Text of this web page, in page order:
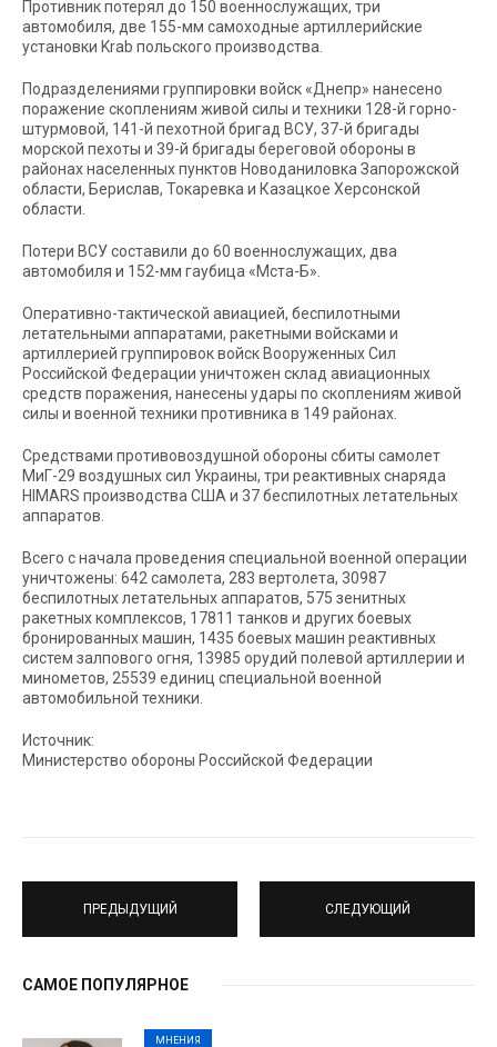
Противник потерял до 150 военнослужащих, три
автомобиля, две 155-мм самоходные артиллерийские
установки Krab польского производства.
Подразделениями группировки войск «Днепр» нанесено
поражение скоплениям живой силы и техники 128-й горно-
штурмовой, 141-й пехотной бригад ВСУ, 37-й бригады
морской пехоты и 39-й бригады береговой обороны в
районах населенных пунктов Новоданиловка Запорожской
области, Берислав, Токаревка и Казацкое Херсонской
области.
Потери ВСУ составили до 60 военнослужащих, два
автомобиля и 152-мм гаубица «Мста-Б».
Оперативно-тактической авиацией, беспилотными
летательными аппаратами, ракетными войсками и
артиллерией группировок войск Вооруженных Сил
Российской Федерации уничтожен склад авиационных
средств поражения, нанесены удары по скоплениям живой
силы и военной техники противника в 149 районах.
Средствами противовоздушной обороны сбиты самолет
МиГ-29 воздушных сил Украины, три реактивных снаряда
HIMARS производства США и 37 беспилотных летательных
аппаратов.
Всего с начала проведения специальной военной операции
уничтожены: 642 самолета, 283 вертолета, 30987
беспилотных летательных аппаратов, 575 зенитных
ракетных комплексов, 17811 танков и других боевых
бронированных машин, 1435 боевых машин реактивных
систем залпового огня, 13985 орудий полевой артиллерии и
минометов, 25539 единиц специальной военной
автомобильной техники.
Источник:
Министерство обороны Российской Федерации
ПРЕДЫДУЩИЙ СЛЕДУЮЩИЙ
САМОЕ ПОПУЛЯРНОЕ
МНЕНИЯ